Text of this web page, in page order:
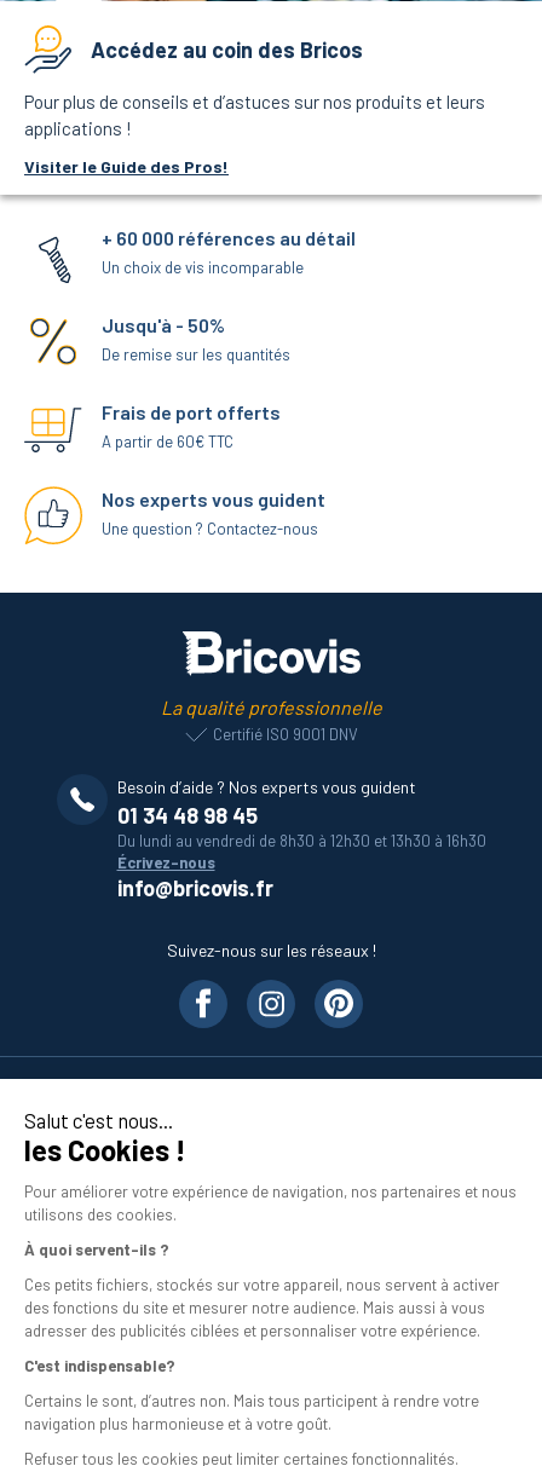
Salut c'est nous...
les Cookies !
Pour améliorer votre expérience de navigation, nos partenaires et nous
utilisons des cookies.
À quoi servent-ils ?
Ces petits fichiers, stockés sur votre appareil, nous servent à activer
des fonctions du site et mesurer notre audience. Mais aussi à vous
adresser des publicités ciblées et personnaliser votre expérience.
C'est indispensable?
Certains le sont, d’autres non. Mais tous participent à rendre votre
navigation plus harmonieuse et à votre goût.
Refuser tous les cookies peut limiter certaines fonctionnalités.
Accédez au coin des Bricos
Pour plus de conseils et d’astuces sur nos produits et leurs
applications !
Visiter le Guide des Pros!
+ 60 000 références au détail
Un choix de vis incomparable
Jusqu'à - 50%
De remise sur les quantités
Frais de port offerts
A partir de 60€ TTC
Nos experts vous guident
Une question ? Contactez-nous
La qualité professionnelle
Certifié ISO 9001 DNV
Besoin d’aide ? Nos experts vous guident
01 34 48 98 45
Du lundi au vendredi de 8h30 à 12h30 et 13h30 à 16h30
Écrivez-nous
info@bricovis.fr
Suivez-nous sur les réseaux !
En savoir plus
Mentions légales
Conditions générales de vente